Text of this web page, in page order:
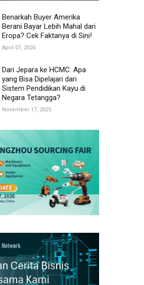
Benarkah Buyer Amerika
Berani Bayar Lebih Mahal dari
Eropa? Cek Faktanya di Sini!
April 07, 2026
Dari Jepara ke HCMC: Apa
yang Bisa Dipelajari dari
Sistem Pendidikan Kayu di
Negara Tetangga?
November 17, 2025